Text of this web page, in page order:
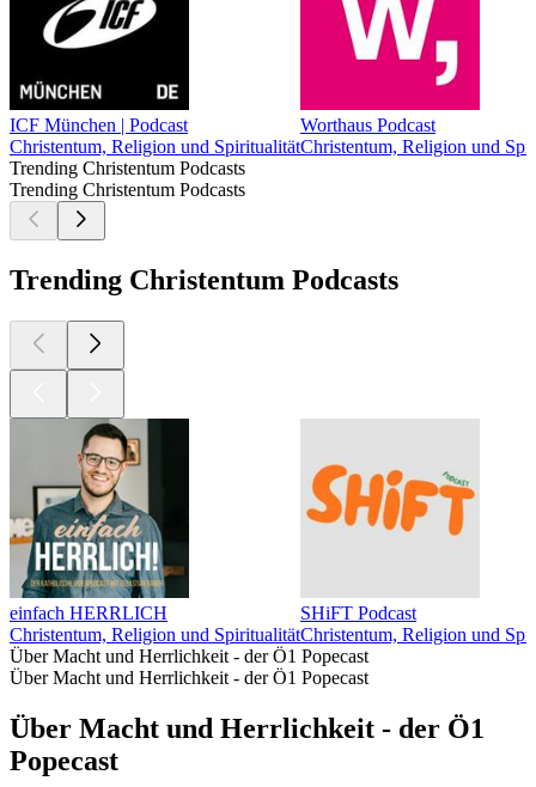
ICF München | Podcast
Christentum, Religion und Spiritualität
Worthaus Podcast
Christentum, Religion und
Trending Christentum Podcasts
Trending Christentum Podcasts
Trending Christentum Podcasts
einfach HERRLICH
Christentum, Religion und Spiritualität
SHiFT Podcast
Christentum, Religion und
Über Macht und Herrlichkeit - der Ö1 Popecast
Über Macht und Herrlichkeit - der Ö1 Popecast
Über Macht und Herrlichkeit - der Ö1
Popecast